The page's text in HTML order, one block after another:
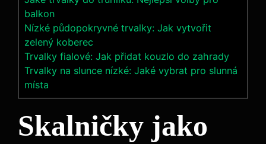
balkon
Nízké půdopokryvné trvalky: Jak vytvořit
zelený koberec
Trvalky fialové: Jak přidat kouzlo do zahrady
Trvalky na slunce nízké: Jaké vybrat pro slunná
místa
Skalničky jako